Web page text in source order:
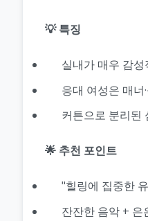
💡 특징
실내가 매우 감
응대 여성은 매너
커튼으로 분리된
🌟 추천 포인트
"힐링에 집중한
잔잔한 음악 + 은